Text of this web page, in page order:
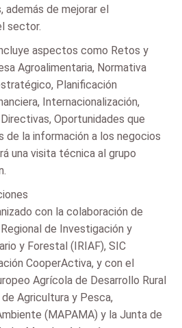
además de mejorar el
sector.
aspectos como Retos y
Agroalimentaria, Normativa
Planificación
Internacionalización,
Directivas, Oportunidades que
la información a los negocios
una visita técnica al grupo
con la colaboración de
de Investigación y
y Forestal (IRIAF), SIC
CooperActiva, y con el
Agrícola de Desarrollo Rural
Agricultura y Pesca,
(MAPAMA) y la Junta de